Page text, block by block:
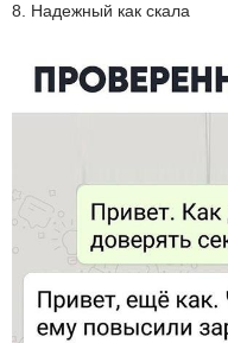
8. Надежный как скала